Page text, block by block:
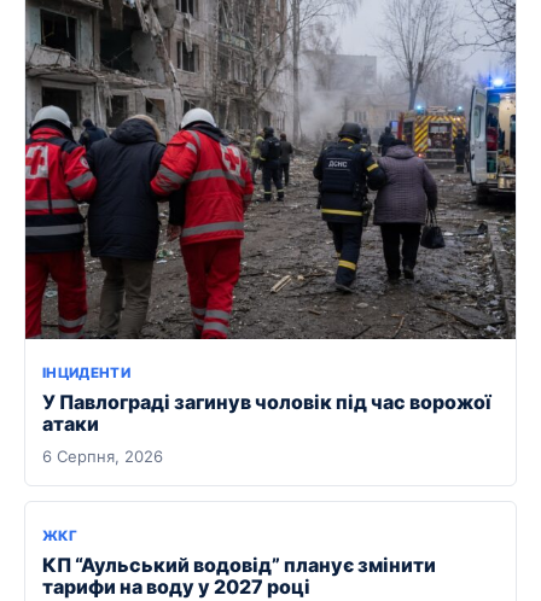
ІНЦИДЕНТИ
У Павлограді загинув чоловік під час ворожої
атаки
6 Серпня, 2026
ЖКГ
КП “Аульський водовід” планує змінити
тарифи на воду у 2027 році